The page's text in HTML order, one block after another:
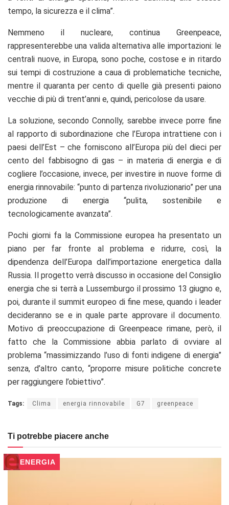
tempo, la sicurezza e il clima”.
Nemmeno il nucleare, continua Greenpeace,
rappresenterebbe una valida alternativa alle importazioni: le
centrali nuove, in Europa, sono poche, costose e in ritardo
sui tempi di costruzione a caua di problematiche tecniche,
mentre il quaranta per cento di quelle già presenti paiono
vecchie di più di trent’anni e, quindi, pericolose da usare.
La soluzione, secondo Connolly, sarebbe invece porre fine
al rapporto di subordinazione che l’Europa intrattiene con i
paesi dell’Est – che forniscono all’Europa più del dieci per
cento del fabbisogno di gas – in materia di energia e di
cogliere l’occasione, invece, per investire in nuove forme di
energia rinnovabile: “punto di partenza rivoluzionario” per una
produzione di energia “pulita, sostenibile e
tecnologicamente avanzata”.
Pochi giorni fa la Commissione europea ha presentato un
piano per far fronte al problema e ridurre, così, la
dipendenza dell’Europa dall’importazione energetica dalla
Russia. Il progetto verrà discusso in occasione del Consiglio
energia che si terrà a Lussemburgo il prossimo 13 giugno e,
poi, durante il summit europeo di fine mese, quando i leader
decideranno se e in quale parte approvare il documento.
Motivo di preoccupazione di Greenpeace rimane, però, il
fatto che la Commissione abbia parlato di ovviare al
problema “massimizzando l’uso di fonti indigene di energia”
senza, d’altro canto, “proporre misure politiche concrete
per raggiungere l’obiettivo”.
Tags: Clima energia rinnovabile G7 greenpeace
Ti potrebbe piacere anche
ENERGIA